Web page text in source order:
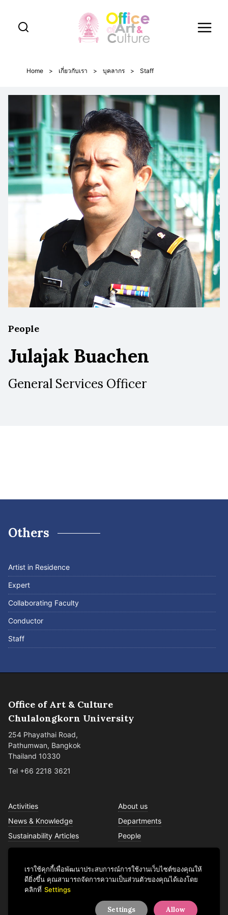
content
Home > เกี่ยวกับเรา > บุคลากร > Staff
People
Julajak Buachen
General Services Officer
Others
Artist in Residence
Expert
Collaborating Faculty
Conductor
Staff
Office of Art & Culture
Chulalongkorn University
254 Phayathai Road,
Pathumwan, Bangkok
Thailand 10330
Tel +66 2218 3621
Activities
News & Knowledge
Sustainability Articles
About us
Departments
People
Services
Contact us
LINE Instagram TikTok
เราใช้คุกกี้เพื่อพัฒนาประสบการณ์การใช้งานเว็บไซต์ของคุณให้
ดียิ่งขึ้น คุณสามารถจัดการความเป็นส่วนตัวของคุณได้เองโดย
คลิกที่ Settings
Settings Allow